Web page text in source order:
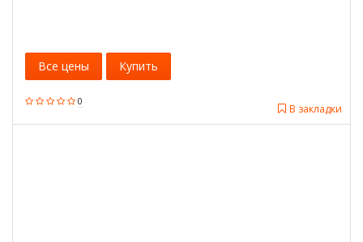
0
В закладки
Все цены Купить